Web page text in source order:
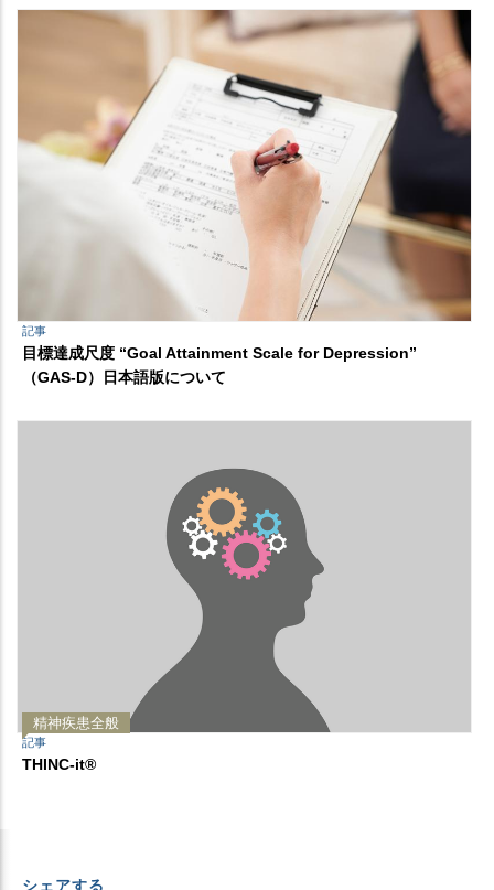
記事
目標達成尺度 “Goal Attainment Scale for Depression”
（GAS-D）日本語版について
精神疾患全般
記事
THINC-it®
シェアする